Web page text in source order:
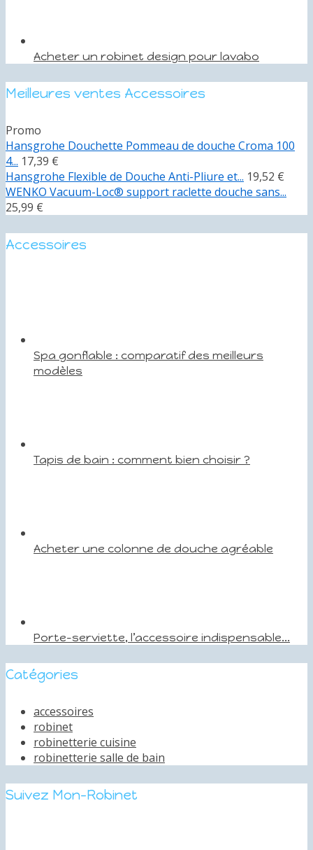
Acheter un robinet design pour lavabo
Meilleures ventes Accessoires
Promo
Hansgrohe Douchette Pommeau de douche Croma 100
4... 17,39 €
Hansgrohe Flexible de Douche Anti-Pliure et... 19,52 €
WENKO Vacuum-Loc® support raclette douche sans...
25,99 €
Accessoires
Spa gonflable : comparatif des meilleurs
modèles
Tapis de bain : comment bien choisir ?
Acheter une colonne de douche agréable
Porte-serviette, l’accessoire indispensable...
Catégories
accessoires
robinet
robinetterie cuisine
robinetterie salle de bain
Suivez Mon-Robinet